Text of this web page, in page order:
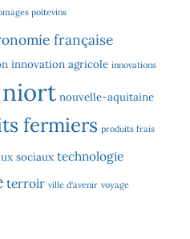
poitevins
française
innovation agricole innovations
niort nouvelle-aquitaine
fermiers produits frais
sociaux technologie
terroir ville d'avenir voyage